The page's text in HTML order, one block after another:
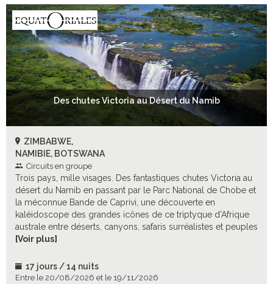
Des chutes Victoria au Désert du Namib
ZIMBABWE,
NAMIBIE, BOTSWANA
Circuits en groupe
Trois pays, mille visages. Des fantastiques chutes Victoria au
désert du Namib en passant par le Parc National de Chobe et
la méconnue Bande de Caprivi, une découverte en
kaléidoscope des grandes icônes de ce triptyque d’Afrique
australe entre déserts, canyons, safaris surréalistes et peuples
aux traditions ancestrales. L’Afrique, sans filtre, grandeur
[Voir plus]
17 jours / 14 nuits
Entre le 20/08/2026 et le 19/11/2026